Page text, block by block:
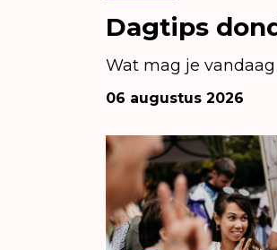
Dagtips
Wat mag je
06 augustus 2026